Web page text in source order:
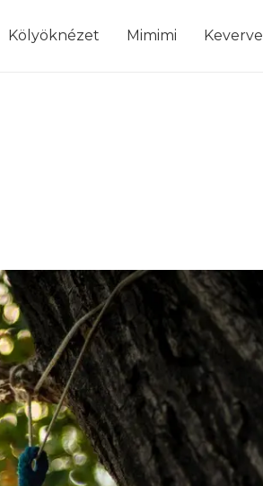
Kölyöknézet Mimimi Keverve